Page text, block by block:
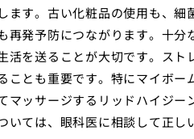
ます。古い化粧品の使用も、
再発予防につながります。十分
活を送ることが大切です。ス
ことも重要です。特にマイボ
マッサージするリッドハイジ
いては、眼科医に相談して正し